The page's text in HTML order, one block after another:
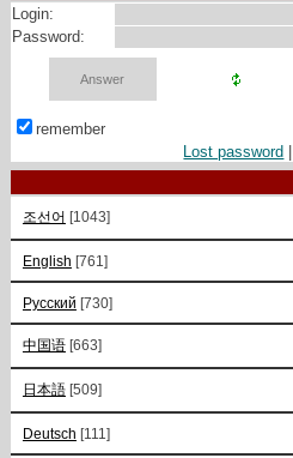
Login:
Password:
remember
Lost password
조선어 [1043]
English [761]
Русский [730]
中国语 [663]
日本語 [509]
Deutsch [111]